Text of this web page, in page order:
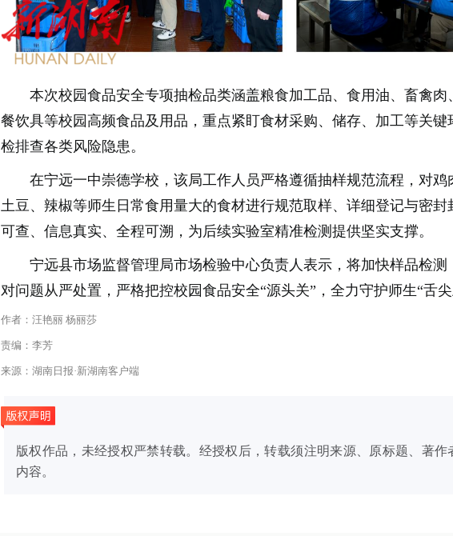
本次校园食品安全专项抽检品类涵盖粮食加工品、食用油、畜禽肉
餐饮具等校园高频食品及用品，重点紧盯食材采购、储存、加工等关键
检排查各类风险隐患。
在宁远一中崇德学校，该局工作人员严格遵循抽样规范流程，对鸡
土豆、辣椒等师生日常食用量大的食材进行规范取样、详细登记与密
可查、信息真实、全程可溯，为后续实验室精准检测提供坚实支撑。
宁远县市场监督管理局市场检验中心负责人表示，将加快样品检测
对问题从严处置，严格把控校园食品安全“源头关”，全力守护师生“舌尖
作者：汪艳丽 杨丽莎
责编：李芳
来源：湖南日报·新湖南客户端
版权作品，未经授权严禁转载。经授权后，转载须注明来源、原标题、著作
内容。